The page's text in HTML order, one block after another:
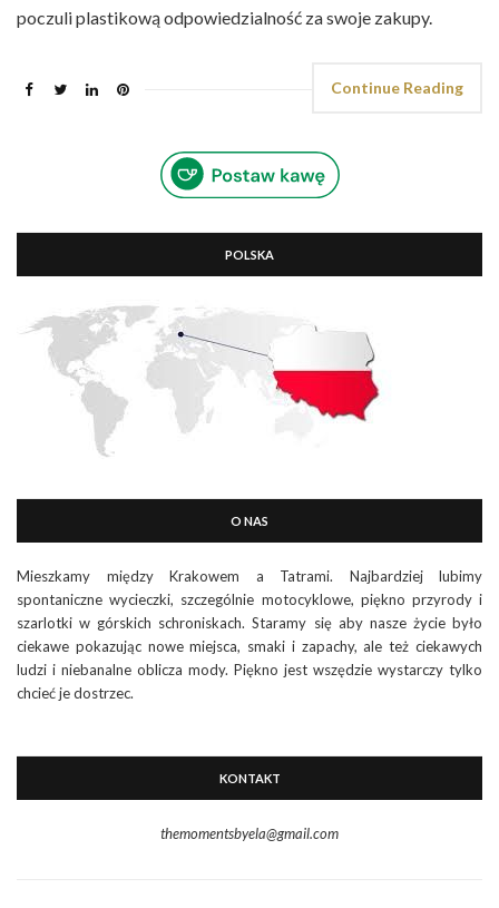
poczuli plastikową odpowiedzialność za swoje zakupy.
Continue Reading
POLSKA
O NAS
Mieszkamy między Krakowem a Tatrami. Najbardziej lubimy
spontaniczne wycieczki, szczególnie motocyklowe, piękno przyrody i
szarlotki w górskich schroniskach. Staramy się aby nasze życie było
ciekawe pokazując nowe miejsca, smaki i zapachy, ale też ciekawych
ludzi i niebanalne oblicza mody. Piękno jest wszędzie wystarczy tylko
chcieć je dostrzec.
KONTAKT
themomentsbyela@gmail.com